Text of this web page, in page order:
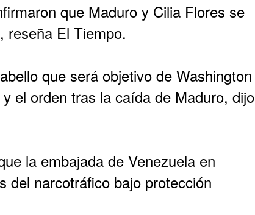
que Maduro y Cilia Flores se
reseña El Tiempo.
que será objetivo de Washington
el orden tras la caída de Maduro, dijo
la embajada de Venezuela en
del narcotráfico bajo protección